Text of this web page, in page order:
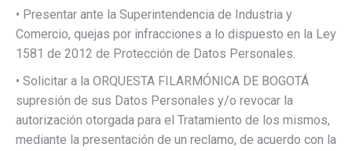
• Presentar ante la Superintendencia de Industria y
Comercio, quejas por infracciones a lo dispuesto en la Ley
1581 de 2012 de Protección de Datos Personales.
• Solicitar a la ORQUESTA FILARMÓNICA DE BOGOTÁ
supresión de sus Datos Personales y/o revocar la
autorización otorgada para el Tratamiento de los mismos,
mediante la presentación de un reclamo, de acuerdo con la